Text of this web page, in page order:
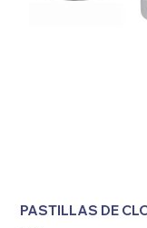
PASTILLAS DE